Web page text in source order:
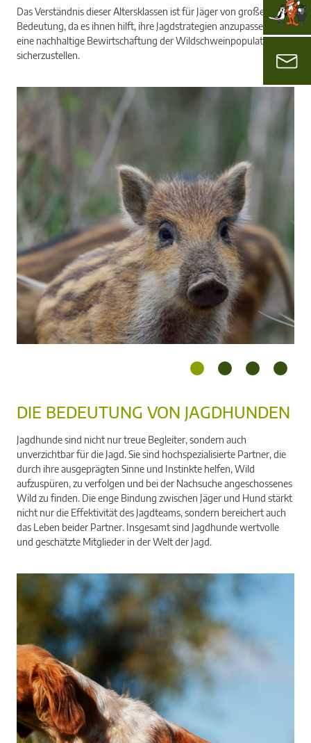
Das Verständnis dieser Altersklassen ist für Jäger von großer
Bedeutung, da es ihnen hilft, ihre Jagdstrategien anzupassen und
eine nachhaltige Bewirtschaftung der Wildschweinpopulation
sicherzustellen.
Frischling
DIE BEDEUTUNG VON JAGDHUNDEN
Jagdhunde sind nicht nur treue Begleiter, sondern auch
unverzichtbar für die Jagd. Sie sind hochspezialisierte Partner, die
durch ihre ausgeprägten Sinne und Instinkte helfen, Wild
aufzuspüren, zu verfolgen und bei der Nachsuche angeschossenes
Wild zu finden. Die enge Bindung zwischen Jäger und Hund stärkt
nicht nur die Effektivität des Jagdteams, sondern bereichert auch
das Leben beider Partner. Insgesamt sind Jagdhunde wertvolle
und geschätzte Mitglieder in der Welt der Jagd.